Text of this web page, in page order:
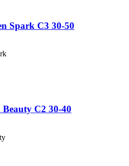
Spark C3 30-50
C2 30-40